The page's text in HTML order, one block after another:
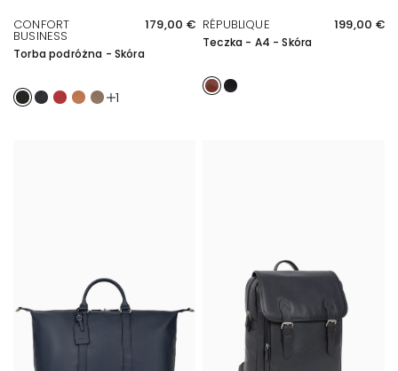
CONFORT
BUSINESS
179,00 €
Torba podróżna - Skóra
NoirMarine
Rouge foncé
TanÉcorce
1
RÉPUBLIQUE 199,00 €
Teczka - A4 - Skóra
Marron
Noir